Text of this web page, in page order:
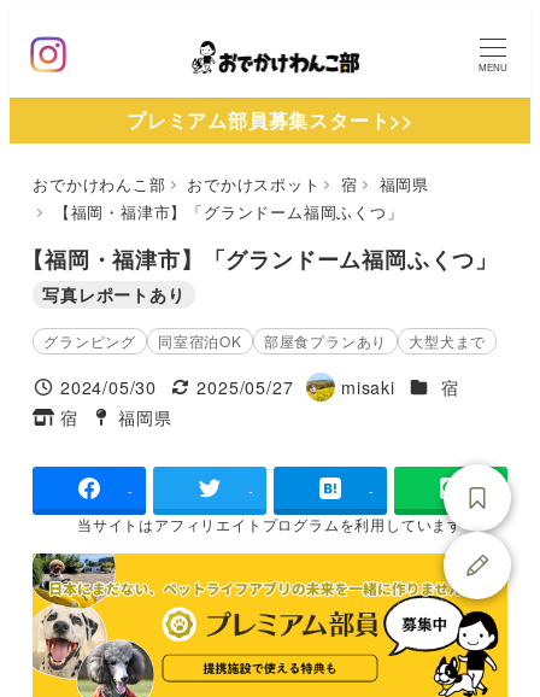
ン
MENU
プレミアム部員募集スタート>>
おでかけわんこ部 おでかけスポット 宿
福岡県
【福岡・福津市】「グランドーム福岡ふくつ」
【福岡・福津市】「グランドーム福岡ふくつ」
写真レポートあり
グランピング 同室宿泊OK 部屋食プランあり 大型犬まで
投稿日
2024/05/30
更新日
2025/05/27
著
misaki 施設ジャンル
宿
タグ
宿
タグ
福岡県
- - -
当サイトはアフィリエイトプログラムを利用しています